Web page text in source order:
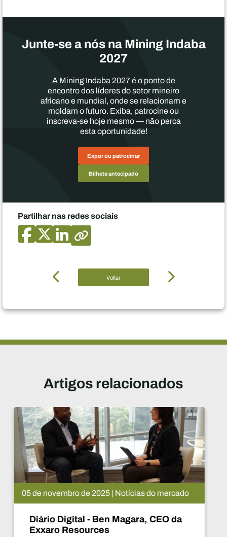
Junte-se a nós na Mining Indaba
2027
A Mining Indaba 2027 é o ponto de
encontro dos líderes do setor mineiro
africano e mundial, onde se relacionam e
moldam o futuro. Exiba, patrocine ou
inscreva-se hoje mesmo — não perca
esta oportunidade!
Expor ou patrocinar
Bilhete antecipado
Partilhar nas redes sociais
Voltar
Artigos relacionados
05 de novembro de 2025 | Notícias do mercado
Diário Digital - Ben Magara, CEO da
Exxaro Resources